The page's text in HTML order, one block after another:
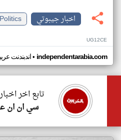
اخبار جيبوتي
Politics
UG12CE
اندبندنت• independentarabia.com
تابع اخر
سي ان ان